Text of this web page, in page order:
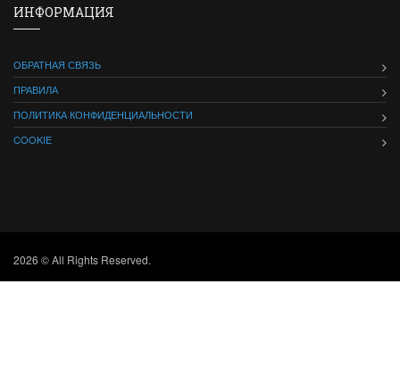
ИНФОРМАЦИЯ
ОБРАТНАЯ СВЯЗЬ
ПРАВИЛА
ПОЛИТИКА КОНФИДЕНЦИАЛЬНОСТИ
COOKIE
2026 © All Rights Reserved.